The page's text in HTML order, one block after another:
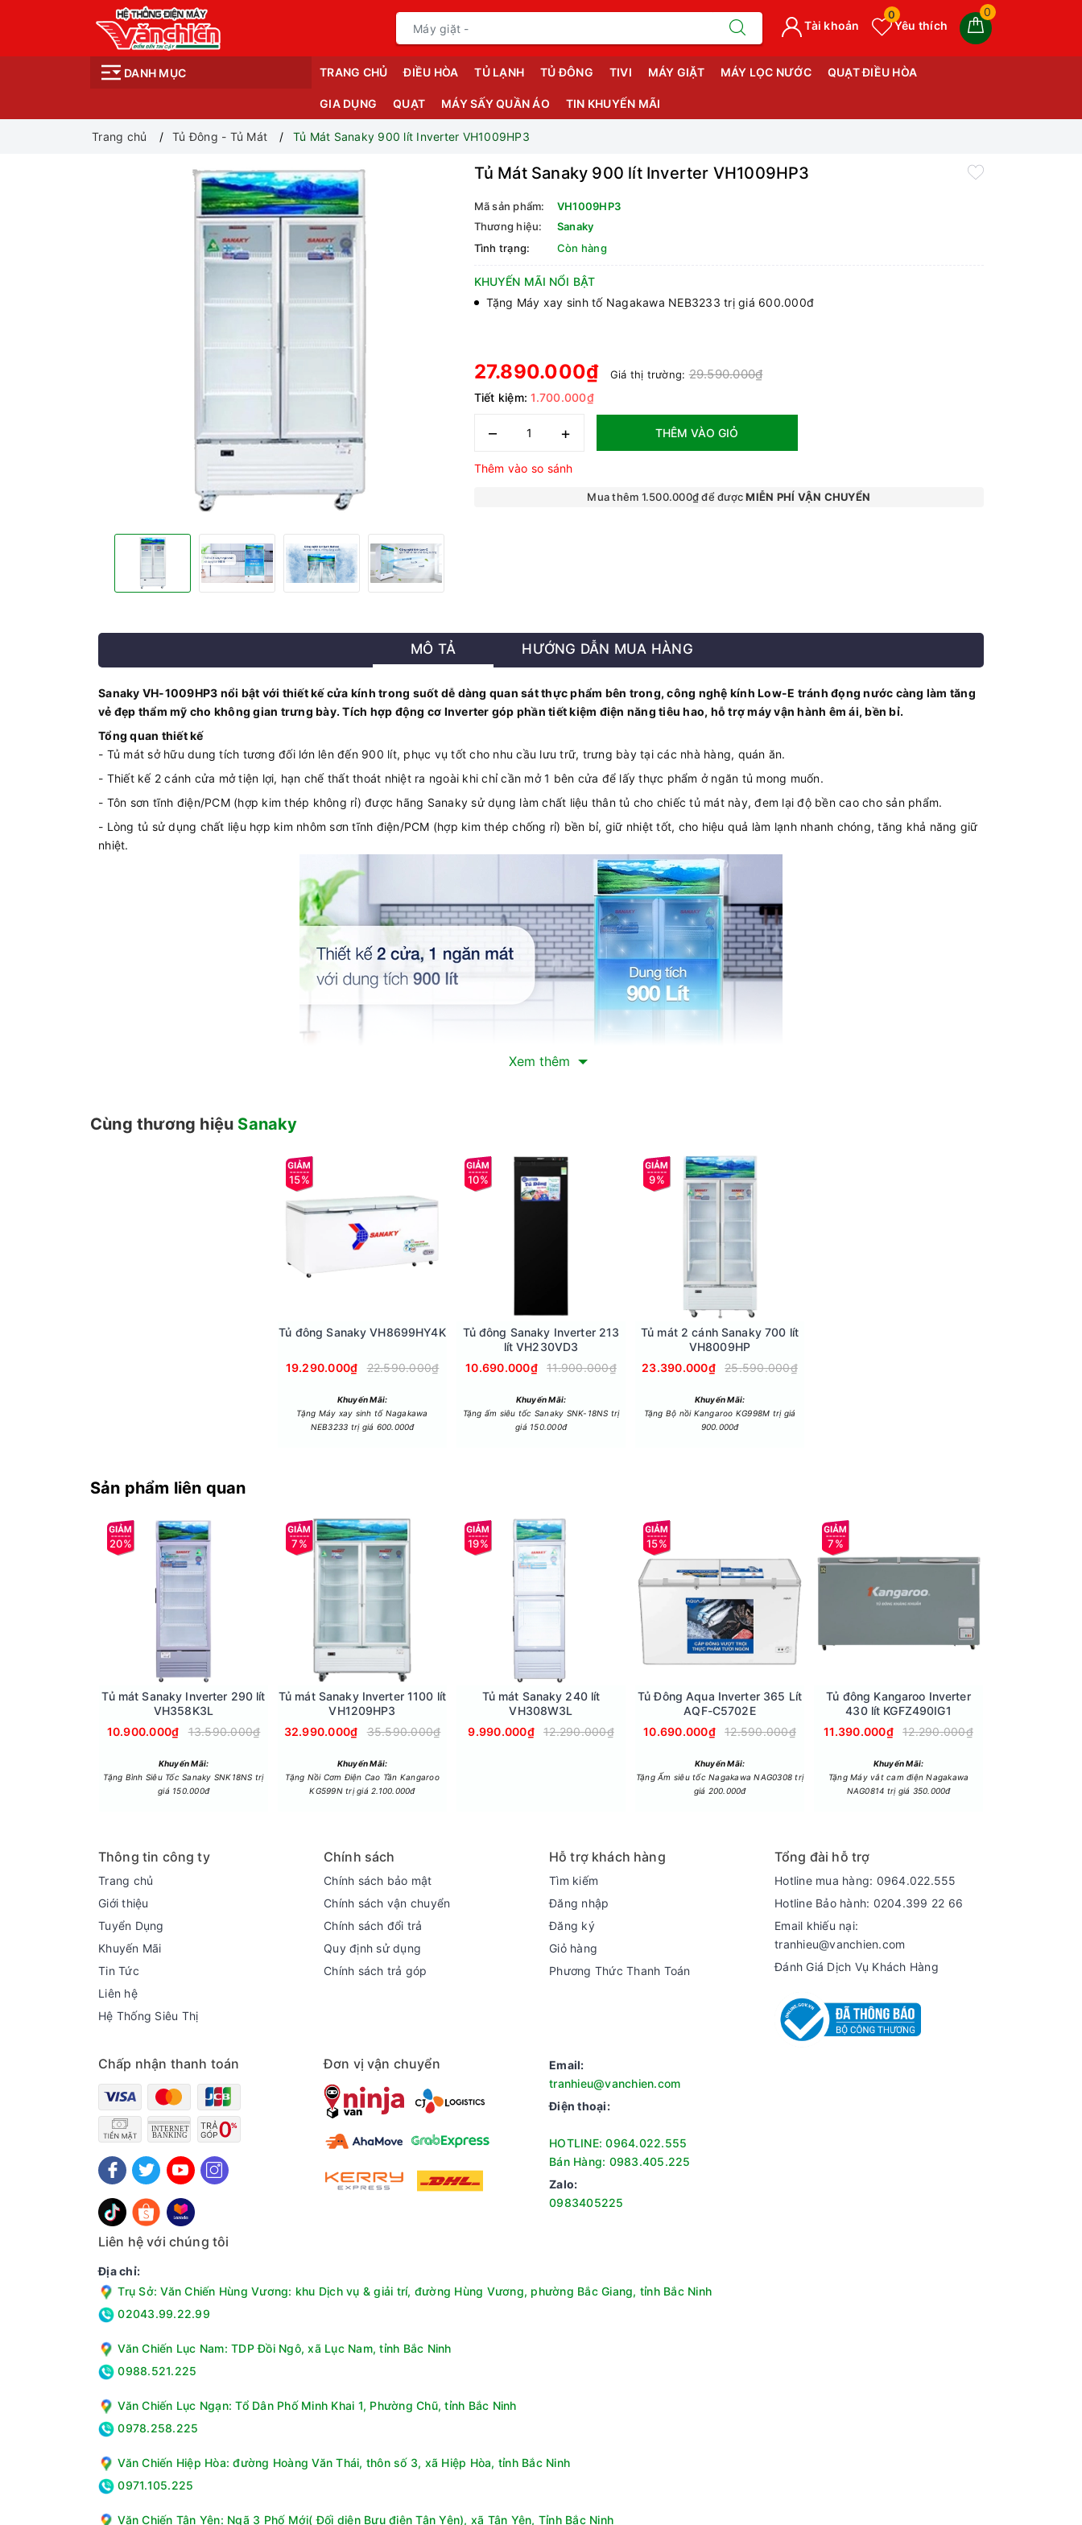
0
Yêu thích
0
Tài khoản
DANH MỤC TRANG CHỦ ĐIỀU HÒA TỦ LẠNH TỦ ĐÔNG TIVI MÁY GIẶT MÁY LỌC NƯỚC QUẠT ĐIỀU HÒA
GIA DỤNG QUẠT MÁY SẤY QUẦN ÁO TIN KHUYẾN MÃI
Trang chủ Tủ Đông - Tủ Mát Tủ Mát Sanaky 900 lít Inverter VH1009HP3
Tủ Mát Sanaky 900 lít Inverter VH1009HP3
Mã sản phẩm:
VH1009HP3
Thương hiệu:
Sanaky
Tình trạng:
Còn hàng
KHUYẾN MÃI NỔI BẬT
Tặng Máy xay sinh tố Nagakawa NEB3233 trị giá 600.000đ
27.890.000₫ Giá thị trường:29.590.000₫
Tiết kiệm:1.700.000₫
– + THÊM VÀO GIỎ
Thêm vào so sánh
Mua thêm 1.500.000₫ để đượcMIỄN PHÍ VẬN CHUYỂN
MÔ TẢ HƯỚNG DẪN MUA HÀNG
Sanaky VH-1009HP3 nổi bật với thiết kế cửa kính trong suốt dễ dàng quan sát thực phẩm bên trong, công nghệ kính Low-E tránh đọng nước càng làm tăng
vẻ đẹp thẩm mỹ cho không gian trưng bày. Tích hợp động cơ Inverter góp phần tiết kiệm điện năng tiêu hao, hỗ trợ máy vận hành êm ái, bền bỉ.
Tổng quan thiết kế
- Tủ mát sở hữu dung tích tương đối lớn lên đến 900 lít, phục vụ tốt cho nhu cầu lưu trữ, trưng bày tại các nhà hàng, quán ăn.
- Thiết kế 2 cánh cửa mở tiện lợi, hạn chế thất thoát nhiệt ra ngoài khi chỉ cần mở 1 bên cửa để lấy thực phẩm ở ngăn tủ mong muốn.
- Tôn sơn tĩnh điện/PCM (hợp kim thép không rỉ) được hãng Sanaky sử dụng làm chất liệu thân tủ cho chiếc tủ mát này, đem lại độ bền cao cho sản phẩm.
- Lòng tủ sử dụng chất liệu hợp kim nhôm sơn tĩnh điện/PCM (hợp kim thép chống rỉ) bền bỉ, giữ nhiệt tốt, cho hiệu quả làm lạnh nhanh chóng, tăng khả năng giữ
nhiệt.
- Động cơ Inverter được tích hợp trên chiếc tủ mát Sanaky này giúp máy vận hành êm ái, hệ thống máy nén duy trì nhiệt độ bên trong tủ luôn ổn định, đồng thời
giảm thiểu lượng điện năng hao phí.
- Gas R134a là loại được dùng thay thế cho R12 trên tủ đông lẫn tủ lạnh hiện nay, vô cùng thân thiện với môi trường, giúp tủ làm lạnh ở nhiệt độ sâu, cung cấp
mức nhiệt cần thiết một cách nhanh chóng, tiết kiệm điện năng và vận hành êm ái.
- Làm lạnh Nofrost không đóng tuyết, có hệ thống quạt đảo chiều trên nóc tủ mát giúp làm lạnh đồng đều khắp ngăn tủ, bảo quản thực phẩm tươi ngon hơn.
- Công nghệ kính Low-E giúp tăng khả năng giữ nhiệt, chống lại các tia cực tím, hạn chế quá trình phát tán nhiệt ra bên ngoài gây ảnh hưởng đến chất lượng
thực phẩm bên trong.
- Dàn lạnh bằng đồng nguyên chất truyền nhiệt tốt, giúp máy hoạt động ổn định ở mức nhiệt 0°C ~ 10°C, làm lạnh thực phẩm tức thì.
- Bánh xe dễ dàng di chuyển, thay đổi theo vị trí mong muốn cũng như cách sắp xếp trong nhà.
- Thiết kế các vỉ đựng được phân chia làm nhiều tầng khác nhau, phục vụ nhu cầu lưu trữ đa dạng.
thực phẩm nhờ lớp cửa kính trong suốt kết hợp cùng công nghệ Low-E giúp ngăn tình trạng đọng hơi nước lên cửa tủ.
Dung tích tổng:1000 lít
Dung tích sử dụng:900 lít - Ngăn mát 900 lít
Số cửa:2 cửa
Số ngăn:1 ngăn mát
Công suất danh định:485W
Điện năng tiêu thụ:2.87 kWh/ngày
Nhiệt độ ngăn mát (độ C):0°C ~ 10°C
Công nghệ tiết kiệm điện:Inverter
Công nghệ tích hợp:Công nghệ làm lạnh Nofrost
Chất liệu dàn lạnh:Đồng
Chất liệu bên ngoài:Thân tủ: Tôn sơn tĩnh điện/PCM (Hợp kim thép chống rỉ), Viền cửa tủ: Nhựa bọc nhôm
Chất liệu kính:Kính cách nhiệt Low-E
Tiện ích:Đèn LED, Nút điều chỉnh nhiệt độ bên ngoài tủ, Khóa cửa tủ, Inverter tiết kiệm điện, Cửa kính, Bánh xe
Loại Gas:R134a
Độ ồn:32 - 42 dB
Sản xuất tại:Việt Nam
Năm ra mắt:2021
Xem thêm
Cùng thương hiệu Sanaky
15%
Tủ đông Sanaky VH8699HY4K
19.290.000₫ 22.590.000₫
Khuyến Mãi:
Tặng Máy xay sinh tố Nagakawa
NEB3233 trị giá 600.000đ
10%
Tủ đông Sanaky Inverter 213
lít VH230VD3
10.690.000₫
11.900.000₫
Khuyến Mãi:
Tặng ấm siêu tốc Sanaky SNK-18NS trị
giá 150.000đ
9%
Tủ mát 2 cánh Sanaky 700 lít
VH8009HP
23.390.000₫
25.590.000₫
Khuyến Mãi:
Tặng Bộ nồi Kangaroo KG998M trị giá
900.000đ
Sản phẩm liên quan
20%
Tủ mát Sanaky Inverter 290 lít
VH358K3L
10.900.000₫
13.590.000₫
Khuyến Mãi:
Tặng Bình Siêu Tốc Sanaky SNK18NS trị
giá 150.000đ
7%
Tủ mát Sanaky Inverter 1100 lít
VH1209HP3
32.990.000₫
35.590.000₫
Khuyến Mãi:
Tặng Nồi Cơm Điện Cao Tần Kangaroo
KG599N trị giá 2.100.000đ
19%
Tủ mát Sanaky 240 lít
VH308W3L
9.990.000₫
12.290.000₫
15%
Tủ Đông Aqua Inverter 365 Lít
AQF-C5702E
10.690.000₫
12.590.000₫
Khuyến Mãi:
Tặng Ấm siêu tốc Nagakawa NAG0308 trị
giá 200.000đ
7%
Tủ đông Kangaroo Inverter
430 lít KGFZ490IG1
11.390.000₫
12.290.000₫
Khuyến Mãi:
Tặng Máy vắt cam điện Nagakawa
NAG0814 trị giá 350.000đ
Thông tin công ty
Trang chủ
Giới thiệu
Tuyển Dụng
Khuyến Mãi
Tin Tức
Liên hệ
Hệ Thống Siêu Thị
Chính sách
Chính sách bảo mật
Chính sách vận chuyển
Chính sách đổi trả
Quy định sử dụng
Chính sách trả góp
Hỗ trợ khách hàng
Tìm kiếm
Đăng nhập
Đăng ký
Giỏ hàng
Phương Thức Thanh Toán
Tổng đài hỗ trợ
Hotline mua hàng: 0964.022.555
Hotline Bảo hành: 0204.399 22 66
Email khiếu nại:
tranhieu@vanchien.com
Đánh Giá Dịch Vụ Khách Hàng
Chấp nhận thanh toán Đơn vị vận chuyển
Email:
tranhieu@vanchien.com
Điện thoại:
HOTLINE: 0964.022.555
Bán Hàng: 0983.405.225
Zalo:
0983405225
Liên hệ với chúng tôi
Địa chỉ:
Trụ Sở: Văn Chiến Hùng Vương: khu Dịch vụ & giải trí, đường Hùng Vương, phường Bắc Giang, tỉnh Bắc Ninh
02043.99.22.99
Văn Chiến Lục Nam: TDP Đồi Ngô, xã Lục Nam, tỉnh Bắc Ninh
0988.521.225
Văn Chiến Lục Ngạn: Tổ Dân Phố Minh Khai 1, Phường Chũ, tỉnh Bắc Ninh
0978.258.225
Văn Chiến Hiệp Hòa: đường Hoàng Văn Thái, thôn số 3, xã Hiệp Hòa, tỉnh Bắc Ninh
0971.105.225
Văn Chiến Tân Yên: Ngã 3 Phố Mới( Đối diện Bưu điện Tân Yên), xã Tân Yên, Tỉnh Bắc Ninh